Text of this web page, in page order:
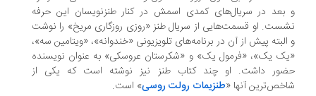
در سریال‌های کمدی اسمش در کنار طنزنویسان این حرفه
او قسمت‌هایی از سریال طنز «روزی روزگاری مریخ» را نوشت
پیش از آن در برنامه‌های تلویزیونی «خندوانه»، «ویتامین سه»،
یک»، «فرمول یک» و «شکرستان عروسکی» به عنوان نویسنده
داشت. او چند کتاب طنز نیز نوشته است که یکی از
آنها «طنزیمات رولت روسی» است.